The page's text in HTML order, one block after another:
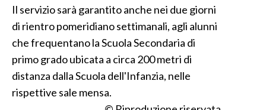
#CARAUNIONE
3 MINUTI CON
Il servizio sarà garantito anche nei due giorni
di rientro pomeridiano settimanali, agli alunni
che frequentano la Scuola Secondaria di
primo grado ubicata a circa 200 metri di
distanza dalla Scuola dell'Infanzia, nelle
rispettive sale mensa.